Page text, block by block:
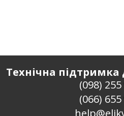
Технічна
(098)
(066)